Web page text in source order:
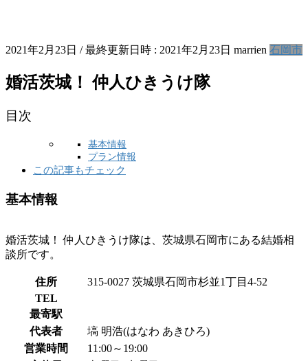
2021年2月23日 / 最終更新日時 : 2021年2月23日 marrien 石岡市
婚活茨城！ 仲人ひきうけ隊
目次
基本情報
プラン情報
この記事もチェック
基本情報
婚活茨城！ 仲人ひきうけ隊は、茨城県石岡市にある結婚相
談所です。
住所
315-0027 茨城県石岡市杉並1丁目4-52
TEL
最寄駅
代表者
塙 明浩(はなわ あきひろ)
営業時間
11:00～19:00